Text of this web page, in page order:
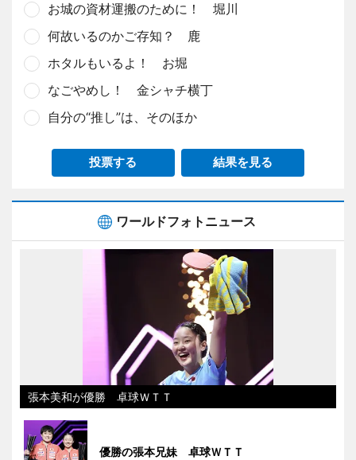
お城の資材運搬のために！ 堀川
何故いるのかご存知？ 鹿
ホタルもいるよ！ お堀
なごやめし！ 金シャチ横丁
自分の“推し”は、そのほか
投票する 結果を見る
ワールドフォトニュース
張本美和が優勝 卓球ＷＴＴ
優勝の張本兄妹 卓球ＷＴＴ